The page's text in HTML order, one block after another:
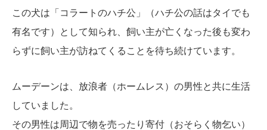
この犬は「コラートのハチ公」（ハチ公の話はタイでも
有名です）として知られ、飼い主が亡くなった後も変わ
らずに飼い主が訪ねてくることを待ち続けています。
ムーデーンは、放浪者（ホームレス）の男性と共に生活
していました。
その男性は周辺で物を売ったり寄付（おそらく物乞い）